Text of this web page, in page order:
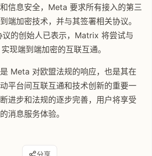
信息安全，Meta 要求所有接入的第三
端加密技术，并与其签署相关协议。
的创始人已表示，Matrix 将尝试与
现端到端加密的互联互通。
Meta 对欧盟法规的响应，也是其在
平台间互联互通和技术创新的重要一
进步和法规的逐步完善，用户将享受
消息服务体验。
分享